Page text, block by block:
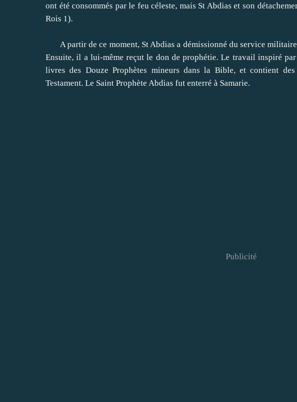
ont été consommés par le feu céleste, mais St Abdias et son
Rois 1).
A partir de ce moment, St Abdias a démissionné du service
Ensuite, il a lui-même reçut le don de prophétie. Le travail inspiré
livres des Douze Prophètes mineurs dans la Bible, et contient
Testament. Le Saint Prophète Abdias fut enterré à Samarie.
Publicité